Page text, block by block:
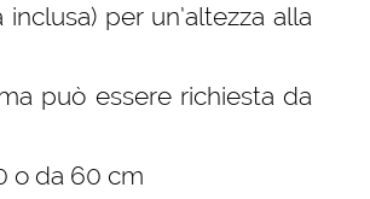
per un’altezza alla
può essere richiesta da
o da 60 cm